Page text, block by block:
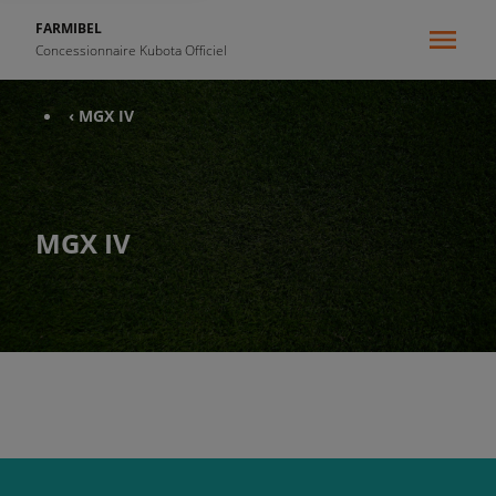
FARMIBEL
Concessionnaire Kubota Officiel
‹ MGX IV
MGX IV